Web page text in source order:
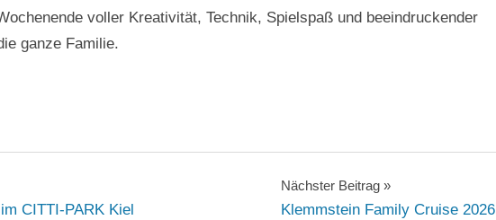
voller Kreativität, Technik, Spielspaß und beeindruckender
ganze Familie.
CITTI-PARK Kiel
Nächster Beitrag
Klemmstein Family Cruise 2026